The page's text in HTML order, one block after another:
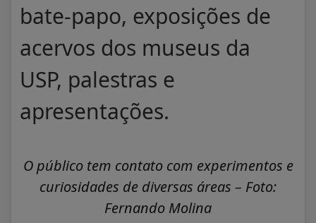
bate-papo, exposições de
acervos dos museus da
USP, palestras e
apresentações.
O público tem contato com experimentos e
curiosidades de diversas áreas – Foto:
Fernando Molina